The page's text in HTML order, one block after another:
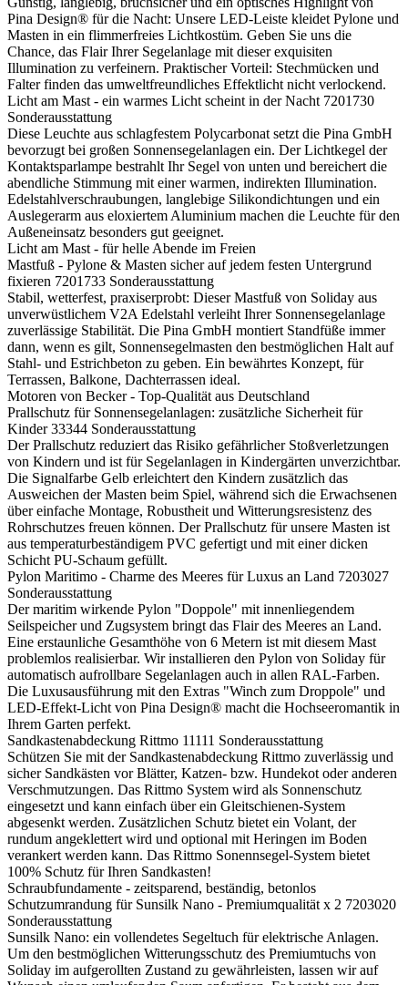
Pina Design® für die Nacht: Unsere LED-Leiste kleidet Pylone und
Masten in ein flimmerfreies Lichtkostüm. Geben Sie uns die
Chance, das Flair Ihrer Segelanlage mit dieser exquisiten
Illumination zu verfeinern. Praktischer Vorteil: Stechmücken und
Falter finden das umweltfreundliches Effektlicht nicht verlockend.
Licht am Mast - ein warmes Licht scheint in der Nacht 7201730
Sonderausstattung
Diese Leuchte aus schlagfestem Polycarbonat setzt die Pina GmbH
bevorzugt bei großen Sonnensegelanlagen ein. Der Lichtkegel der
Kontaktsparlampe bestrahlt Ihr Segel von unten und bereichert die
abendliche Stimmung mit einer warmen, indirekten Illumination.
Edelstahlverschraubungen, langlebige Silikondichtungen und ein
Auslegerarm aus eloxiertem Aluminium machen die Leuchte für den
Außeneinsatz besonders gut geeignet.
Licht am Mast - für helle Abende im Freien
Mastfuß - Pylone & Masten sicher auf jedem festen Untergrund
fixieren 7201733 Sonderausstattung
Stabil, wetterfest, praxiserprobt: Dieser Mastfuß von Soliday aus
unverwüstlichem V2A Edelstahl verleiht Ihrer Sonnensegelanlage
zuverlässige Stabilität. Die Pina GmbH montiert Standfüße immer
dann, wenn es gilt, Sonnensegelmasten den bestmöglichen Halt auf
Stahl- und Estrichbeton zu geben. Ein bewährtes Konzept, für
Terrassen, Balkone, Dachterrassen ideal.
Motoren von Becker - Top-Qualität aus Deutschland
Prallschutz für Sonnensegelanlagen: zusätzliche Sicherheit für
Kinder 33344 Sonderausstattung
Der Prallschutz reduziert das Risiko gefährlicher Stoßverletzungen
von Kindern und ist für Segelanlagen in Kindergärten unverzichtbar.
Die Signalfarbe Gelb erleichtert den Kindern zusätzlich das
Ausweichen der Masten beim Spiel, während sich die Erwachsenen
über einfache Montage, Robustheit und Witterungsresistenz des
Rohrschutzes freuen können. Der Prallschutz für unsere Masten ist
aus temperaturbeständigem PVC gefertigt und mit einer dicken
Schicht PU-Schaum gefüllt.
Pylon Maritimo - Charme des Meeres für Luxus an Land 7203027
Sonderausstattung
Der maritim wirkende Pylon "Doppole" mit innenliegendem
Seilspeicher und Zugsystem bringt das Flair des Meeres an Land.
Eine erstaunliche Gesamthöhe von 6 Metern ist mit diesem Mast
problemlos realisierbar. Wir installieren den Pylon von Soliday für
automatisch aufrollbare Segelanlagen auch in allen RAL-Farben.
Die Luxusausführung mit den Extras "Winch zum Droppole" und
LED-Effekt-Licht von Pina Design® macht die Hochseeromantik in
Ihrem Garten perfekt.
Sandkastenabdeckung Rittmo 11111 Sonderausstattung
Schützen Sie mit der Sandkastenabdeckung Rittmo zuverlässig und
sicher Sandkästen vor Blätter, Katzen- bzw. Hundekot oder anderen
Verschmutzungen. Das Rittmo System wird als Sonnenschutz
eingesetzt und kann einfach über ein Gleitschienen-System
abgesenkt werden. Zusätzlichen Schutz bietet ein Volant, der
rundum angeklettert wird und optional mit Heringen im Boden
verankert werden kann. Das Rittmo Sonennsegel-System bietet
100% Schutz für Ihren Sandkasten!
Schraubfundamente - zeitsparend, beständig, betonlos
Schutzumrandung für Sunsilk Nano - Premiumqualität x 2 7203020
Sonderausstattung
Sunsilk Nano: ein vollendetes Segeltuch für elektrische Anlagen.
Um den bestmöglichen Witterungsschutz des Premiumtuchs von
Soliday im aufgerollten Zustand zu gewährleisten, lassen wir auf